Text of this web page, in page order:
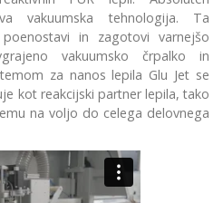
vakuumska tehnologija. Ta
in zagotovi varnejšo
vakuumsko črpalko in
za nanos lepila Glu Jet se
kot reakcijski partner lepila, tako
na voljo do celega delovnega